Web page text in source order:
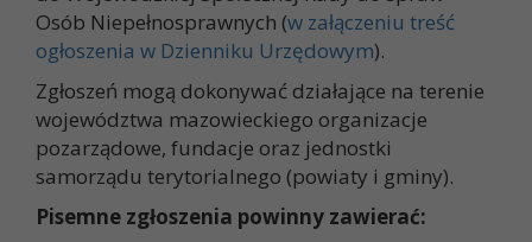
Osób Niepełnosprawnych (w załączeniu treść
ogłoszenia w Dzienniku Urzędowym).
Zgłoszeń mogą dokonywać działające na terenie
województwa mazowieckiego organizacje
pozarządowe, fundacje oraz jednostki
samorządu terytorialnego (powiaty i gminy).
Pisemne zgłoszenia powinny zawierać: